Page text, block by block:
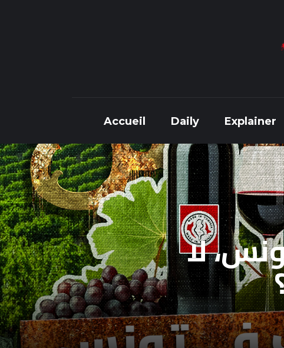
Accueil Daily Explainer
Accueil Daily
Images
Docs
Sounds
تونس، لا